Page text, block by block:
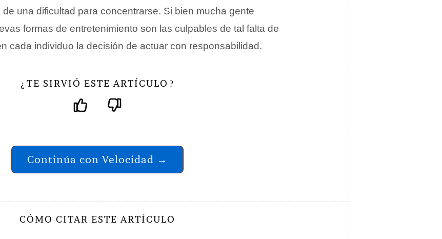
una dificultad para concentrarse. Si bien mucha gente
formas de entretenimiento son las culpables de tal falta de
cada individuo la decisión de actuar con responsabilidad.
¿ TE SIRVIÓ ESTE ARTÍCULO ?
Continúa con Velocidad →
CÓMO CITAR ESTE ARTÍCULO